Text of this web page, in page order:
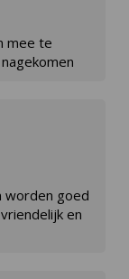
mee te
worden goed
en